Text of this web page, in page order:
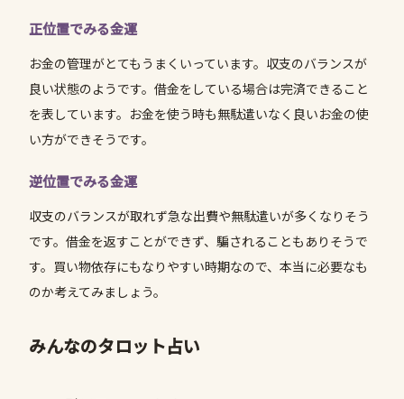
正位置でみる金運
お金の管理がとてもうまくいっています。収支のバランスが
良い状態のようです。借金をしている場合は完済できること
を表しています。お金を使う時も無駄遣いなく良いお金の使
い方ができそうです。
逆位置でみる金運
収支のバランスが取れず急な出費や無駄遣いが多くなりそう
です。借金を返すことができず、騙されることもありそうで
す。買い物依存にもなりやすい時期なので、本当に必要なも
のか考えてみましょう。
みんなのタロット占い